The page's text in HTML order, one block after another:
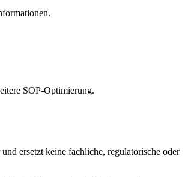
SOP-Optimierung.
ersetzt keine fachliche, regulatorische oder